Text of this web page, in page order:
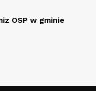
OSP w gminie